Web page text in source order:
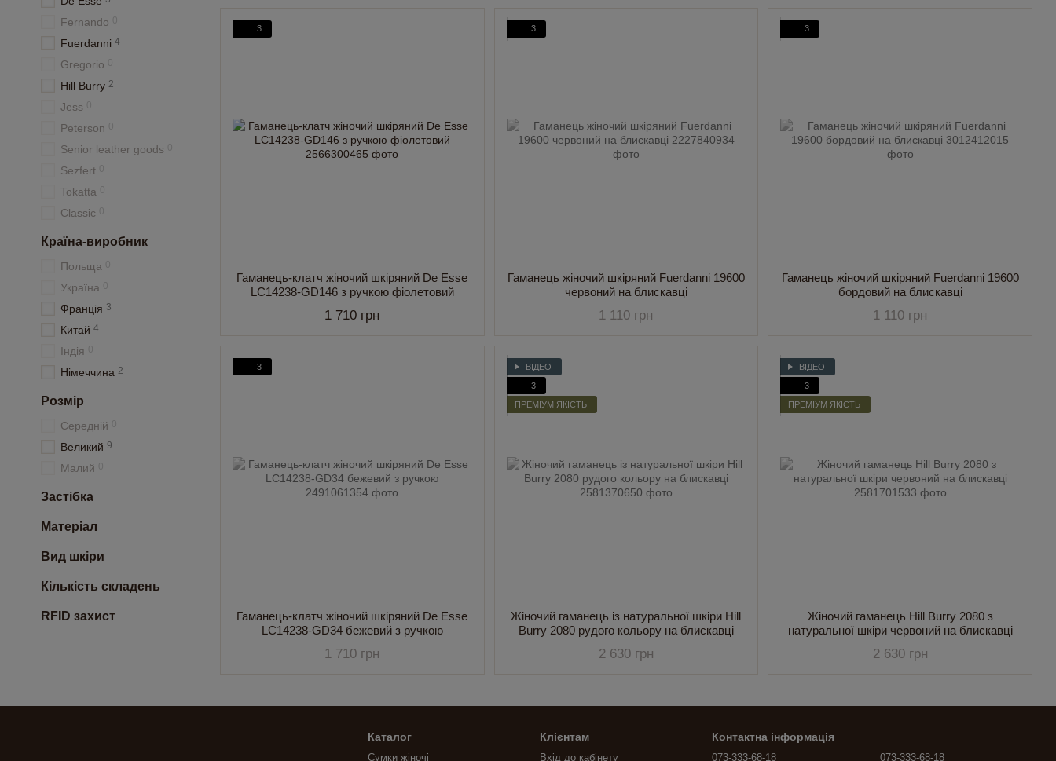
3
Гаманець-клатч жіночий шкіряний De Esse
LC14238-GD146 з ручкою фіолетовий
1 710 грн
3
Гаманець жіночий шкіряний Fuerdanni 19600
червоний на блискавці
1 110 грн
3
Гаманець жіночий шкіряний Fuerdanni 19600
бордовий на блискавці
1 110 грн
3
Гаманець-клатч жіночий шкіряний De Esse
LC14238-GD34 бежевий з ручкою
1 710 грн
ВІДЕО
3
ПРЕМІУМ ЯКІСТЬ
Жіночий гаманець із натуральної шкіри Hill
Burry 2080 рудого кольору на блискавці
2 630 грн
ВІДЕО
3
ПРЕМІУМ ЯКІСТЬ
Жіночий гаманець Hill Burry 2080 з
натуральної шкіри червоний на блискавці
2 630 грн
Fernando
Fuerdanni 4
Gregorio
Hill Burry 2
Jess
Peterson
Senior leather goods
Sezfert
Tokatta
Classic
Країна-виробник
Польща
Україна
Франція 3
Китай 4
Індія
Німеччина 2
Розмір
Середній
Великий 9
Малий
Застібка
Матеріал
Вид шкіри
Кількість складень
RFID захист
Каталог
Сумки жіночі
Клієнтам
Вхід до кабінету
Контактна інформація
073-333-68-18 073-333-68-18